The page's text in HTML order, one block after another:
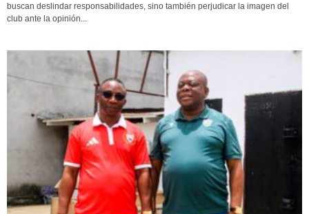
buscan deslindar responsabilidades, sino también perjudicar la imagen del
club ante la opinión...